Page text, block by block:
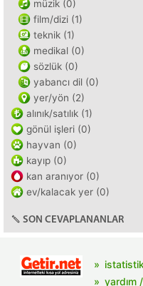
müzik (0)
film/dizi (1)
teknik (1)
medikal (0)
sözlük (0)
yabancı dil (0)
yer/yön (2)
alınık/satılık (1)
gönül işleri (0)
hayvan (0)
kayıp (0)
kan aranıyor (0)
ev/kalacak yer (0)
SON CEVAPLANANLAR
yardım